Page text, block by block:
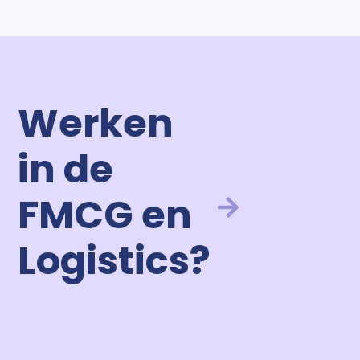
Werken
in de
FMCG en
Logistics?